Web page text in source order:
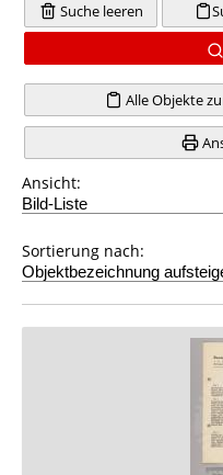
Suche leeren
Alle Objekte
Ansicht:
Sortierung nach: